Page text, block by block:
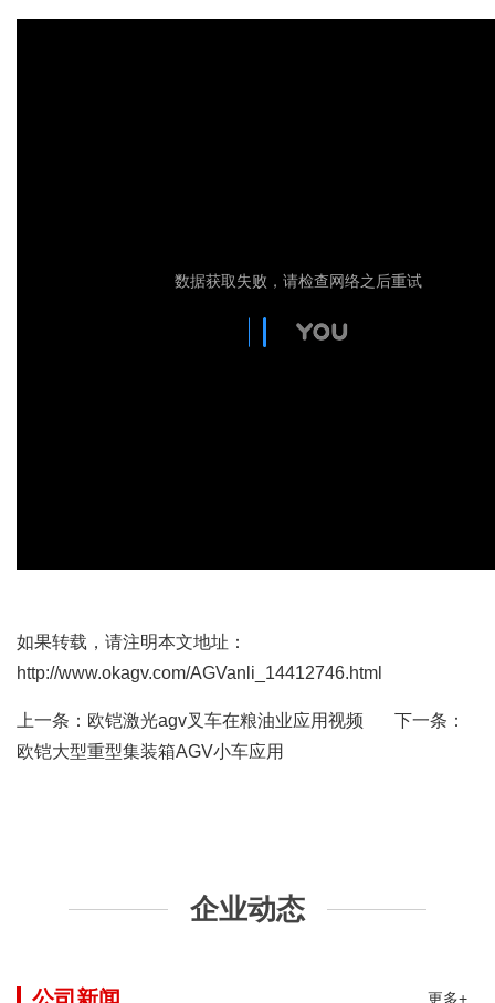
如果转载，请注明本文地址：
http://www.okagv.com/AGVanli_14412746.html
上一条： 欧铠激光agv叉车在粮油业应用视频 下一条：
欧铠大型重型集装箱AGV小车应用
企业动态
更多+